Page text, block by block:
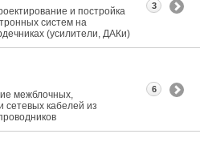
и постройка
систем на
(усилители, ДАКи)
3
межблочных,
сетевых кабелей из
6